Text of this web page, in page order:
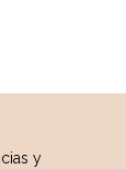
y